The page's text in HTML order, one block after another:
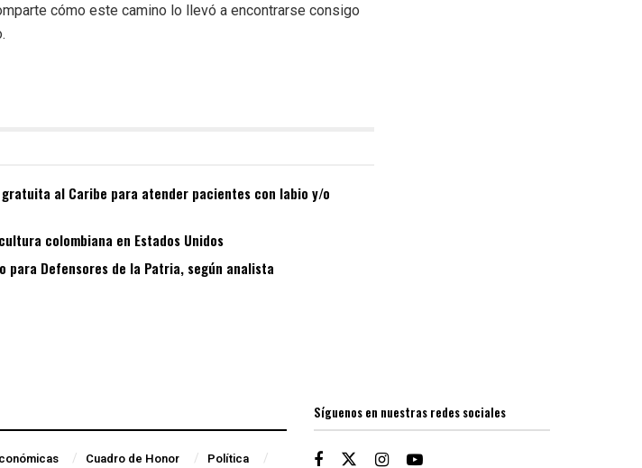
cómo este camino lo llevó a encontrarse consigo
al Caribe para atender pacientes con labio y/o
colombiana en Estados Unidos
Defensores de la Patria, según analista
Cuadro de Honor Política
Síguenos en nuestras redes sociales